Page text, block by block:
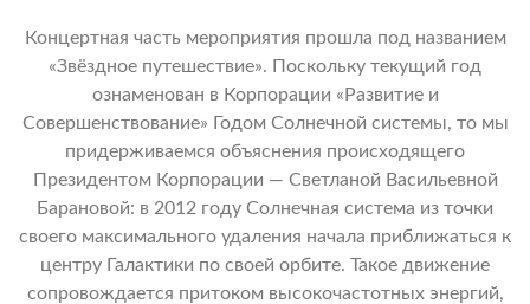
Концертная часть мероприятия прошла под названием
«Звёздное путешествие». Поскольку текущий год
ознаменован в Корпорации «Развитие и
Совершенствование» Годом Солнечной системы, то мы
придерживаемся объяснения происходящего
Президентом Корпорации — Светланой Васильевной
Барановой: в 2012 году Солнечная система из точки
своего максимального удаления начала приближаться к
центру Галактики по своей орбите. Такое движение
сопровождается притоком высокочастотных энергий,